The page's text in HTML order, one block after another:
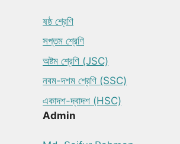
ষষ্ঠ শ্রেণি
সপ্তম শ্রেণি
অষ্টম শ্রেণি (JSC)
নবম-দশম শ্রেণি (SSC)
একাদশ-দ্বাদশ (HSC)
Admin